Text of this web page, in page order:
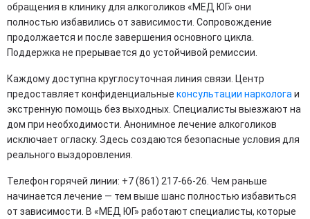
обращения в клинику для алкоголиков «МЕД ЮГ» они
полностью избавились от зависимости. Сопровождение
продолжается и после завершения основного цикла.
Поддержка не прерывается до устойчивой ремиссии.
Каждому доступна круглосуточная линия связи. Центр
предоставляет конфиденциальные консультации нарколога и
экстренную помощь без выходных. Специалисты выезжают на
дом при необходимости. Анонимное лечение алкоголиков
исключает огласку. Здесь создаются безопасные условия для
реального выздоровления.
Телефон горячей линии: +7 (861) 217-66-26. Чем раньше
начинается лечение — тем выше шанс полностью избавиться
от зависимости. В «МЕД ЮГ» работают специалисты, которые